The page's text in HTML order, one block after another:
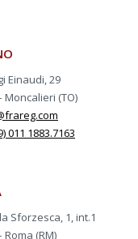
Einaudi, 29
Moncalieri (TO)
011 1883.7163
Sforzesca, 1, int.1
Roma (RM)